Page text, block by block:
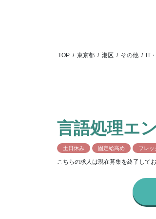
TOP / 東京都 / 港区 / その他 / IT
言語処理エ
土日休み 固定給高め フレッ
こちらの求人は現在募集を終了して